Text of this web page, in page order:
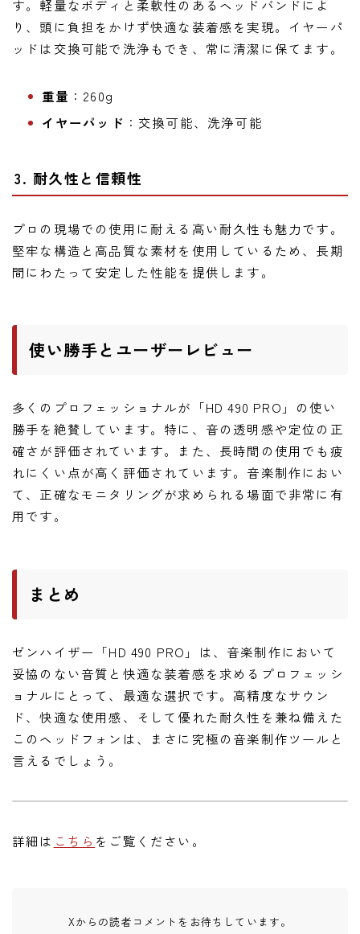
す。軽量なボディと柔軟性のあるヘッドバンドによ
り、頭に負担をかけず快適な装着感を実現。イヤーパ
ッドは交換可能で洗浄もでき、常に清潔に保てます。
重量 ：260g
イヤーパッド ：交換可能、洗浄可能
3. 耐久性と信頼性
プロの現場での使用に耐える高い耐久性も魅力です。
堅牢な構造と高品質な素材を使用しているため、長期
間にわたって安定した性能を提供します。
使い勝手とユーザーレビュー
多くのプロフェッショナルが「HD 490 PRO」の使い
勝手を絶賛しています。特に、音の透明感や定位の正
確さが評価されています。また、長時間の使用でも疲
れにくい点が高く評価されています。音楽制作におい
て、正確なモニタリングが求められる場面で非常に有
用です。
まとめ
ゼンハイザー「HD 490 PRO」は、音楽制作において
妥協のない音質と快適な装着感を求めるプロフェッシ
ョナルにとって、最適な選択です。高精度なサウン
ド、快適な使用感、そして優れた耐久性を兼ね備えた
このヘッドフォンは、まさに究極の音楽制作ツールと
言えるでしょう。
詳細は こちら をご覧ください。
Xからの読者コメントをお待ちしています。